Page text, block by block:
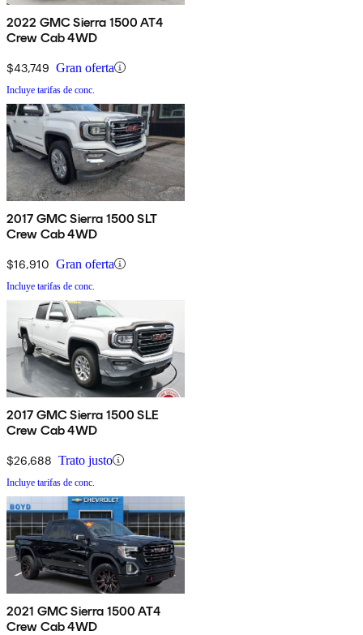
2022 GMC Sierra 1500 AT4
Crew Cab 4WD
$43,749 Gran oferta
Incluye tarifas de conc.
2017 GMC Sierra 1500 SLT
Crew Cab 4WD
$16,910 Gran oferta
Incluye tarifas de conc.
2017 GMC Sierra 1500 SLE
Crew Cab 4WD
$26,688 Trato justo
Incluye tarifas de conc.
2021 GMC Sierra 1500 AT4
Crew Cab 4WD